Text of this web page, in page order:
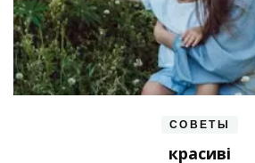
СОВЕТЫ
красиві